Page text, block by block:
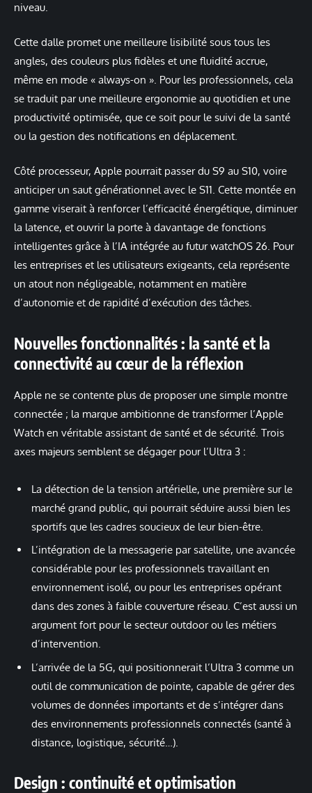
niveau.
Cette dalle promet une meilleure lisibilité sous tous les
angles, des couleurs plus fidèles et une fluidité accrue,
même en mode « always-on ». Pour les professionnels, cela
se traduit par une meilleure ergonomie au quotidien et une
productivité optimisée, que ce soit pour le suivi de la santé
ou la gestion des notifications en déplacement.
Côté processeur, Apple pourrait passer du S9 au S10, voire
anticiper un saut générationnel avec le S11. Cette montée en
gamme viserait à renforcer l’efficacité énergétique, diminuer
la latence, et ouvrir la porte à davantage de fonctions
intelligentes grâce à l’IA intégrée au futur watchOS 26. Pour
les entreprises et les utilisateurs exigeants, cela représente
un atout non négligeable, notamment en matière
d’autonomie et de rapidité d’exécution des tâches.
Nouvelles fonctionnalités : la santé et la
connectivité au cœur de la réflexion
Apple ne se contente plus de proposer une simple montre
connectée ; la marque ambitionne de transformer l’Apple
Watch en véritable assistant de santé et de sécurité. Trois
axes majeurs semblent se dégager pour l’Ultra 3 :
La détection de la tension artérielle, une première sur le
marché grand public, qui pourrait séduire aussi bien les
sportifs que les cadres soucieux de leur bien-être.
L’intégration de la messagerie par satellite, une avancée
considérable pour les professionnels travaillant en
environnement isolé, ou pour les entreprises opérant
dans des zones à faible couverture réseau. C’est aussi un
argument fort pour le secteur outdoor ou les métiers
d’intervention.
L’arrivée de la 5G, qui positionnerait l’Ultra 3 comme un
outil de communication de pointe, capable de gérer des
volumes de données importants et de s’intégrer dans
des environnements professionnels connectés (santé à
distance, logistique, sécurité…).
Design : continuité et optimisation